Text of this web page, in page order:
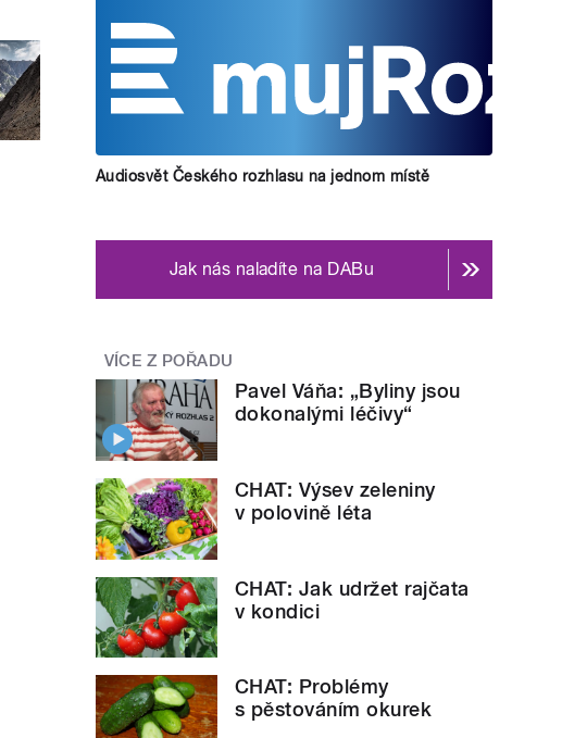
Audiosvět Českého rozhlasu na jednom místě
Jak nás naladíte na DABu
VÍCE Z POŘADU
Pavel Váňa: „Byliny jsou
dokonalými léčivy“
CHAT: Výsev zeleniny
v polovině léta
CHAT: Jak udržet rajčata
v kondici
CHAT: Problémy
s pěstováním okurek